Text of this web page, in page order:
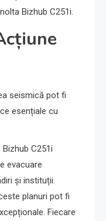
Bizhub C251i.
seismică pot fi
esențiale cu
Bizhub C251i
evacuare
și instituții.
planuri pot fi
Fiecare